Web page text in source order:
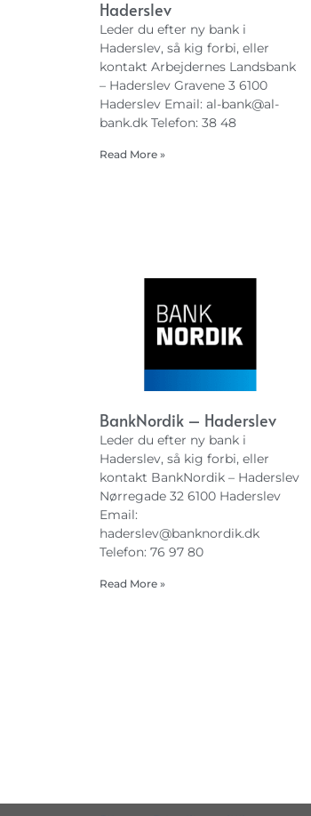
Haderslev
Leder du efter ny bank i
Haderslev, så kig forbi, eller
kontakt Arbejdernes Landsbank
– Haderslev Gravene 3 6100
Haderslev Email: al-bank@al-
bank.dk Telefon: 38 48
Read More »
BankNordik – Haderslev
Leder du efter ny bank i
Haderslev, så kig forbi, eller
kontakt BankNordik – Haderslev
Nørregade 32 6100 Haderslev
Email:
haderslev@banknordik.dk
Telefon: 76 97 80
Read More »